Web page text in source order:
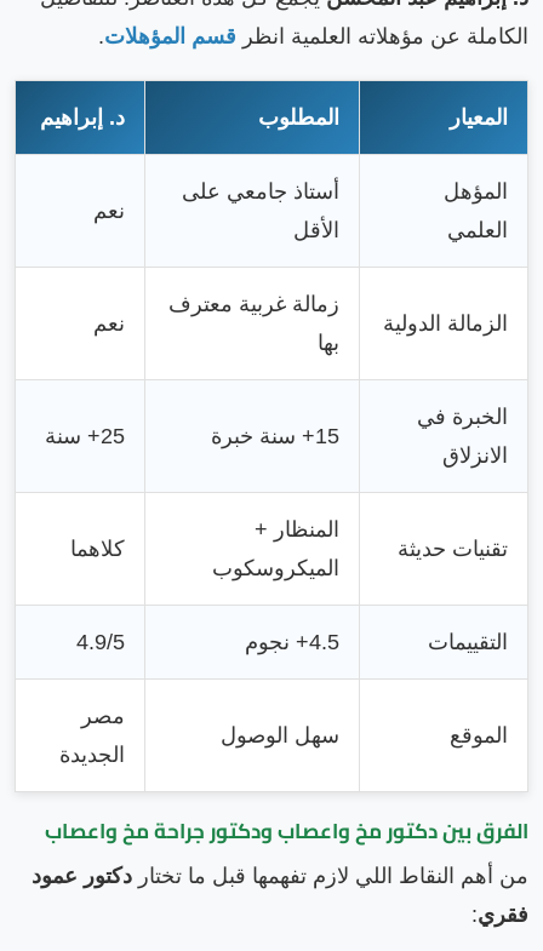
الكاملة عن مؤهلاته العلمية انظر قسم المؤهلات.
المعيار المطلوب د. إبراهيم
المؤهل
العلمي
أستاذ جامعي على
الأقل
نعم
الزمالة الدولية
زمالة غربية معترف
بها
نعم
الخبرة في
الانزلاق
15+ سنة خبرة 25+ سنة
تقنيات حديثة
المنظار +
الميكروسكوب
كلاهما
التقييمات 4.5+ نجوم 4.9/5
الموقع سهل الوصول
مصر
الجديدة
الفرق بين دكتور مخ واعصاب ودكتور جراحة مخ واعصاب
من أهم النقاط اللي لازم تفهمها قبل ما تختار دكتور عمود
فقري: